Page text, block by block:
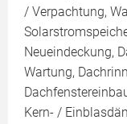
/ Verpachtung,
Neueindeckung,
Wartung,
Kern- /